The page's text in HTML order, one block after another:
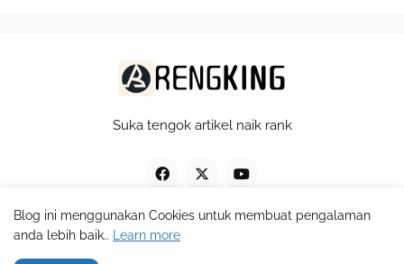
Suka tengok artikel naik rank
Blog ini menggunakan Cookies untuk membuat pengalaman
anda lebih baik..
Learn more